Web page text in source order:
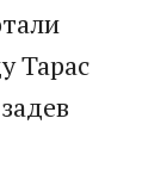
Тарас